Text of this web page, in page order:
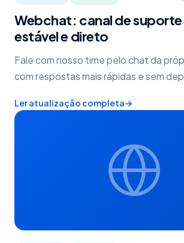
Webchat: canal de
estável e direto
Fale com nosso time pelo chat da
com respostas mais rápidas e sem
Ler atualização completa→